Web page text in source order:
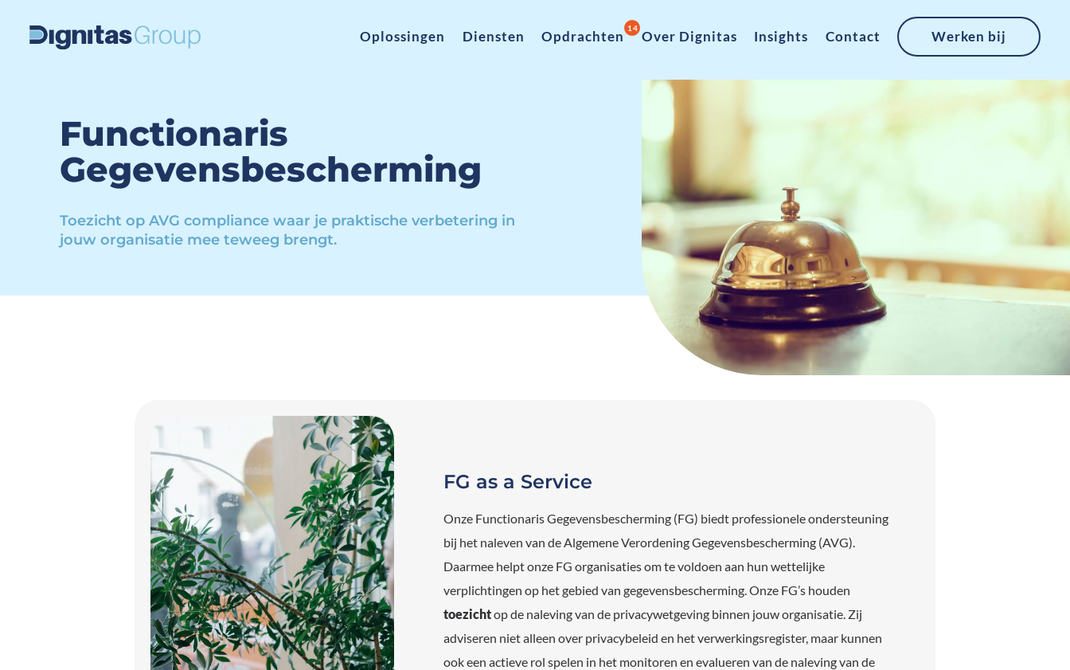
Oplossingen Diensten Opdrachten
14
Over Dignitas Insights Contact Werken bij
Functionaris
Gegevensbescherming
Toezicht op AVG compliance waar je praktische verbetering in
jouw organisatie mee teweeg brengt.
FG as a Service
Onze Functionaris Gegevensbescherming (FG) biedt professionele ondersteuning
bij het naleven van de Algemene Verordening Gegevensbescherming (AVG).
Daarmee helpt onze FG organisaties om te voldoen aan hun wettelijke
verplichtingen op het gebied van gegevensbescherming. Onze FG’s houden
toezichtop de naleving van de privacywetgeving binnen jouw organisatie. Zij
adviseren niet alleen over privacybeleid en het verwerkingsregister, maar kunnen
ook een actieve rol spelen in het monitoren en evalueren van de naleving van de